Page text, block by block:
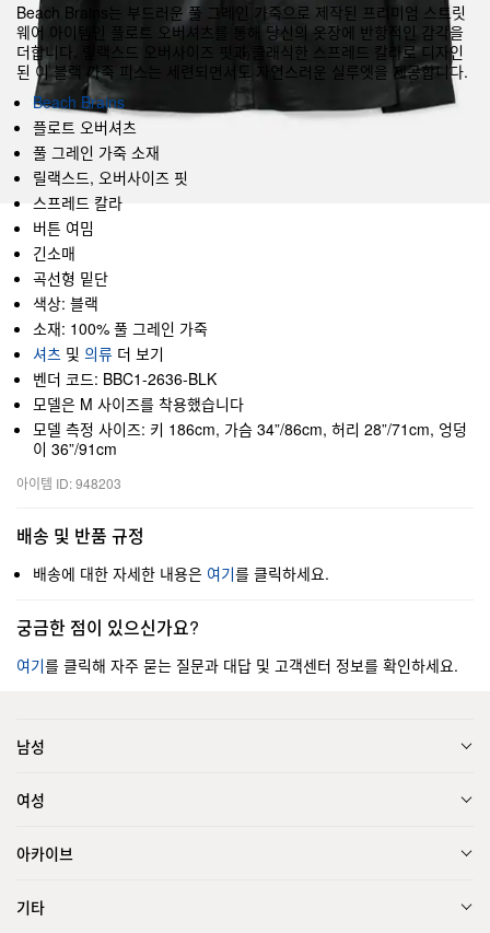
Beach Brains는 부드러운 풀 그레인 가죽으로 제작된 프리미엄 스트릿
웨어 아이템인 플로트 오버셔츠를 통해 당신의 옷장에 반항적인 감각을
더합니다. 릴랙스드 오버사이즈 핏과 클래식한 스프레드 칼라로 디자인
된 이 블랙 가죽 피스는 세련되면서도 자연스러운 실루엣을 제공합니다.
Beach Brains
플로트 오버셔츠
풀 그레인 가죽 소재
릴랙스드, 오버사이즈 핏
스프레드 칼라
버튼 여밈
긴소매
곡선형 밑단
색상: 블랙
소재: 100% 풀 그레인 가죽
셔츠 및 의류 더 보기
벤더 코드: BBC1-2636-BLK
모델은 M 사이즈를 착용했습니다
모델 측정 사이즈: 키 186cm, 가슴 34”/86cm, 허리 28”/71cm, 엉덩
이 36”/91cm
아이템 ID: 948203
배송 및 반품 규정
배송에 대한 자세한 내용은 여기를 클릭하세요.
궁금한 점이 있으신가요?
여기를 클릭해 자주 묻는 질문과 대답 및 고객센터 정보를 확인하세요.
남성
여성
아카이브
기타